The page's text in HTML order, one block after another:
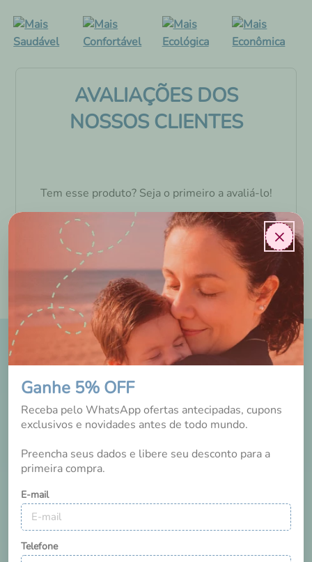
×
Ganhe 5% OFF
Receba pelo WhatsApp ofertas antecipadas, cupons
exclusivos e novidades antes de todo mundo.
Preencha seus dados e libere seu desconto para a
primeira compra.
E-mail
Telefone
AVALIAÇÕES DOS
NOSSOS CLIENTES
Tem esse produto? Seja o primeiro a avaliá-lo!
DICAS E NOVIDADES
NO INSTAGRAM